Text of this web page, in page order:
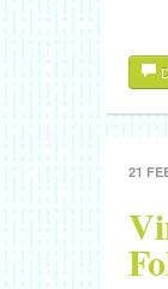
21